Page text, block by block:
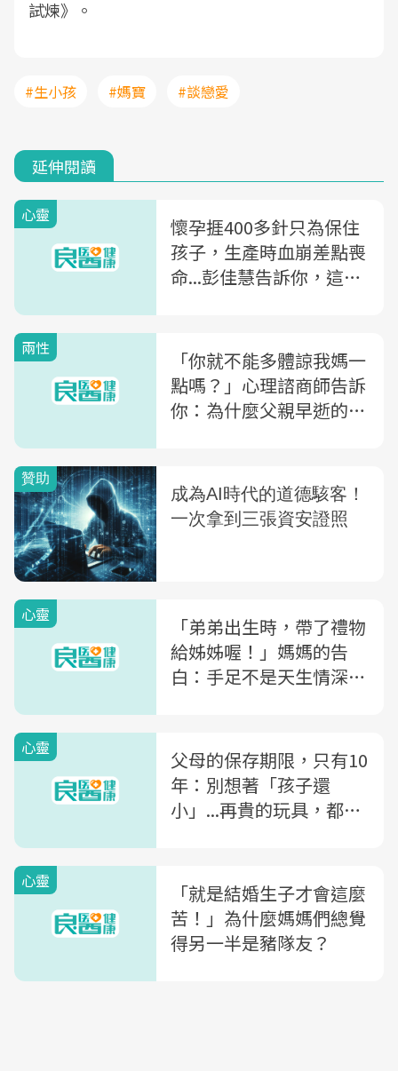
試煉》。
#生小孩 #媽寶 #談戀愛
延伸閱讀
心靈
懷孕捱400多針只為保住
孩子，生產時血崩差點喪
命...彭佳慧告訴你，這就
兩性
「你就不能多體諒我媽一
點嗎？」心理諮商師告訴
你：為什麼父親早逝的丈
心靈
「弟弟出生時，帶了禮物
給姊姊喔！」媽媽的告
白：手足不是天生情深，
心靈
父母的保存期限，只有10
年：別想著「孩子還
小」...再貴的玩具，都比
心靈
「就是結婚生子才會這麼
苦！」為什麼媽媽們總覺
得另一半是豬隊友？